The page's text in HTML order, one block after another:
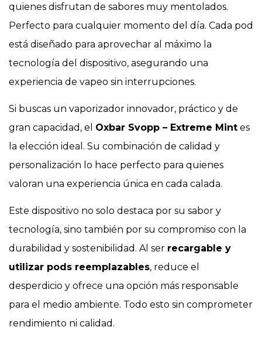
quienes disfrutan de sabores muy mentolados.
Perfecto para cualquier momento del día. Cada pod
está diseñado para aprovechar al máximo la
tecnología del dispositivo, asegurando una
experiencia de vapeo sin interrupciones.
Si buscas un vaporizador innovador, práctico y de
gran capacidad, el Oxbar Svopp – Extreme Mint es
la elección ideal. Su combinación de calidad y
personalización lo hace perfecto para quienes
valoran una experiencia única en cada calada.
Este dispositivo no solo destaca por su sabor y
tecnología, sino también por su compromiso con la
durabilidad y sostenibilidad. Al ser recargable y
utilizar pods reemplazables, reduce el
desperdicio y ofrece una opción más responsable
para el medio ambiente. Todo esto sin comprometer
rendimiento ni calidad.